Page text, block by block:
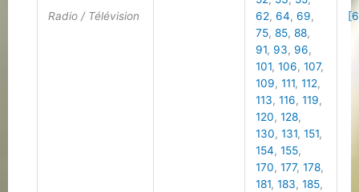
Radio / Télévision
62,64,69,
75,85,88,
91, 93, 96,
101,106,107,
109,111,112,
113,116,119,
120,128,
130,131,151,
154,155,
170,177,178,
181,183,185,